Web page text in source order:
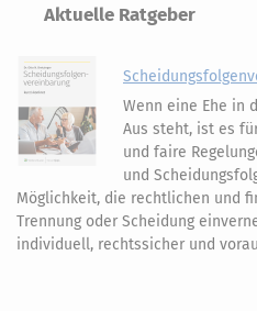
Aktuelle Ratgeber
Wenn eine Ehe in
Aus steht, ist es
und faire
und
Möglichkeit, die rechtlichen und
Trennung oder Scheidung
individuell, rechtssicher und